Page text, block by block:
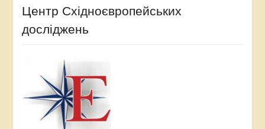
Центр Східноєвропейських
досліджень